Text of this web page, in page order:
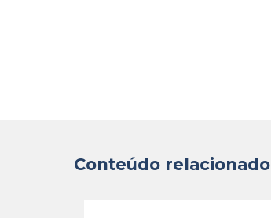
Conteúdo relacionado